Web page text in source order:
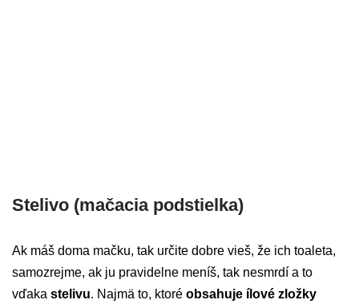
Stelivo (mačacia podstielka)
Ak máš doma mačku, tak určite dobre vieš, že ich toaleta,
samozrejme, ak ju pravidelne meníš, tak nesmrdí a to
vďaka stelivu. Najmä to, ktoré obsahuje ílové zložky